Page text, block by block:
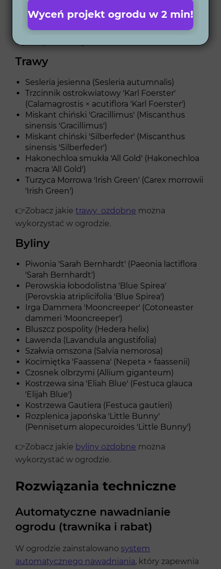
(Hydrangea paniculata 'Silver Dollar')
👉Zobacz jakiekrzewy ozdobnemożna
wykorzystać w ogrodzie.
Trawy
Sesleria jesienna (Sesleria autumnalis)
Trzcinnik ostrokwiatowy 'Karl Foerster'
(Calamagrostis × acutiflora 'Karl Foerster')
Miskant chiński 'Gracillimus' (Miscanthus
sinensis 'Gracillimus')
Miskant chiński 'Silberfeder' (Miscanthus
sinensis 'Silberfeder')
Hakonechloa smukła 'All Gold' (Hakonechloa
macra 'All Gold')
Turzyca Morrowa 'Irish Green' (Carex morrowii
'Irish Green')
👉Zobacz jakietrawy ozdobne można
wykorzystać w ogrodzie.
Byliny
Piwonia 'Sarah Bernhardt' (Paeonia lactiflora
'Sarah Bernhardt')
Perowskia łobodolistna 'Blue Spirea'
(Perovskia atriplicifolia 'Blue Spirea')
Irga Dammera 'Mooncreeper' (Cotoneaster
dammeri 'Mooncreeper')
Bluszcz pospolity (Hedera helix)
Lawenda (Lavandula angustifolia)
Szałwia omszona (Salvia nemorosa)
Kocimiętka 'Faassena' (Nepeta × faassenii)
Czosnek olbrzymi (Allium giganteum)
Kostrzewa sina 'Eliah Blue' (Festuca glauca
'Elijah Blue')
Kostrzewa Gautiera (Festuca gautieri)
Rozplenica japońska 'Little Bunny'
(Pennisetum alopecuroides 'Little Bunny')
👉Zobacz jakie byliny ozdobne można
wykorzystać w ogrodzie.
Rozwiązania techniczne
Automatyczne nawadnianie
ogrodu (trawnika i rabat)
W ogrodzie zainstalowanosystem
automatycznego nawadniania, który zapewnia
Wyceń projekt ogrodu w 2 min!